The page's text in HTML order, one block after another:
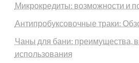
Микрокредиты: возможности и
Антипробуксовочные траки:
Чаны для бани: преимущества,
использования